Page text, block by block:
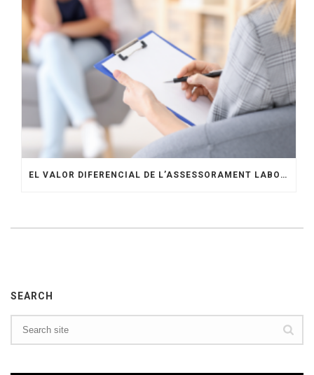
EL VALOR DIFERENCIAL DE L’ASSESSORAMENT LABORAL ESPECIALITZAT AMB OTGIR
SEARCH